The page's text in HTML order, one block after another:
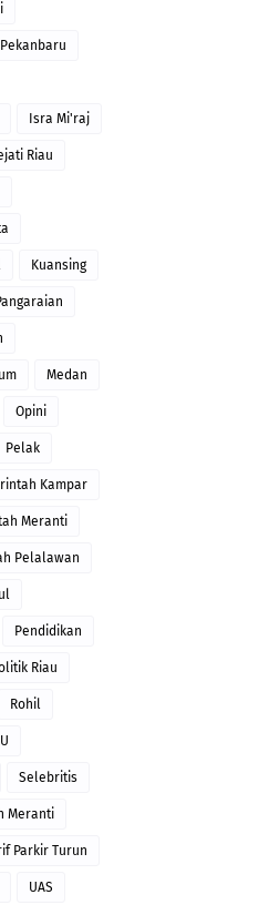
Isra Mi'raj
Riau
Kuansing
Medan
Opini
Pelak
Kampar
Meranti
Pelalawan
Pendidikan
Riau
Rohil
Selebritis
Meranti
Parkir Turun
UAS